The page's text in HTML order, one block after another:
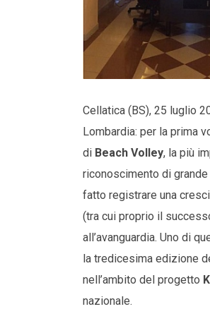
Cellatica (BS), 25 luglio
Lombardia: per la prima
di Beach Volley, la più
riconoscimento di
fatto registrare una
(tra cui proprio il
all’avanguardia. Uno di
la tredicesima edizione
nell’ambito del progetto
nazionale.